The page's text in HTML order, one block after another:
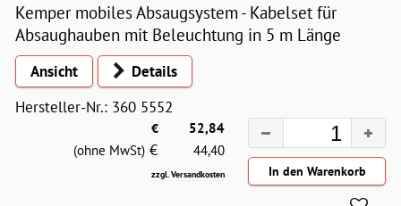
Kemper mobiles Absaugsystem - Kabelset für
Absaughauben mit Beleuchtung in 5 m Länge
Ansicht
Details
Hersteller-Nr.: 360 5552
€
52,84
(ohne MwSt) € 44,40
zzgl. Versandkosten